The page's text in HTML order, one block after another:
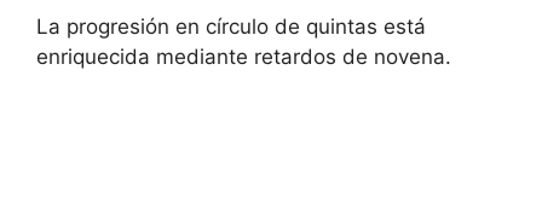
La progresión en círculo de quintas está
enriquecida mediante retardos de novena.